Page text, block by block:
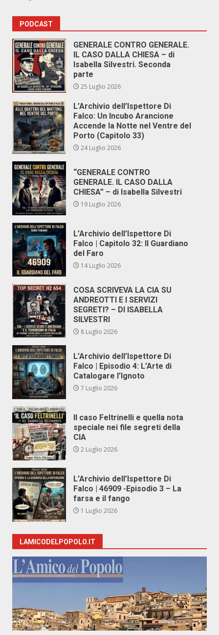
PODCAST
GENERALE CONTRO GENERALE.
IL CASO DALLA CHIESA – di
Isabella Silvestri. Seconda
parte
25 Luglio 2026
L’Archivio dell’Ispettore Di
Falco: Un Incubo Arancione
Accende la Notte nel Ventre del
Porto (Capitolo 33)
24 Luglio 2026
“GENERALE CONTRO
GENERALE. IL CASO DALLA
CHIESA” – di Isabella Silvestri
19 Luglio 2026
L’Archivio dell’Ispettore Di
Falco | Capitolo 32: Il Guardiano
del Faro
14 Luglio 2026
COSA SCRIVEVA LA CIA SU
ANDREOTTI E I SERVIZI
SEGRETI? – DI ISABELLA
SILVESTRI
8 Luglio 2026
L’Archivio dell’Ispettore Di
Falco | Episodio 4: L’Arte di
Catalogare l’Ignoto
7 Luglio 2026
Il caso Feltrinelli e quella nota
speciale nei file segreti della
CIA
2 Luglio 2026
L’Archivio dell’Ispettore Di
Falco | 46909 -Episodio 3 – La
farsa e il fango
1 Luglio 2026
LAMICODELPOPOLO.IT